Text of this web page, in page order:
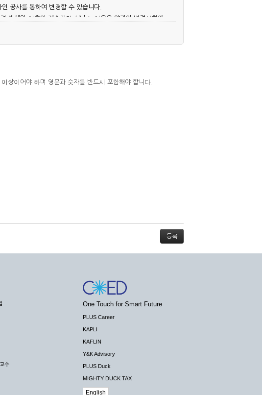
공사를 통하여 변경할 수 있습니다.
발생일 이후의 계속적인 서비스 이용은 약관의 변경사항에
회사가 이를 심사, 승낙함으로써 성립하며, 회사는 신청자
하는 경우에는 해당 아이디를 해지하고 재가입해야 합니
자의 일체의 권리를 제한할 수 있습니다.
적인 서비스가 불가능할 경우 회사는 사전 공지나 예고 없
해에 대하여 배상하지 않습니다.
스를 제공할 수 있도록 최선의 노력을 다하여야 합니다.
하여 국가기관 등의 합법적인 요구가 있는 경우에는 해당
상이어야 하며 영문과 숫자를 반드시 포함해야 합니다.
수
One Touch for Smart Future
PLUS Career
KAPLI
KAFLIN
Y&K Advisory
PLUS Duck
MIGHTY DUCK TAX
English